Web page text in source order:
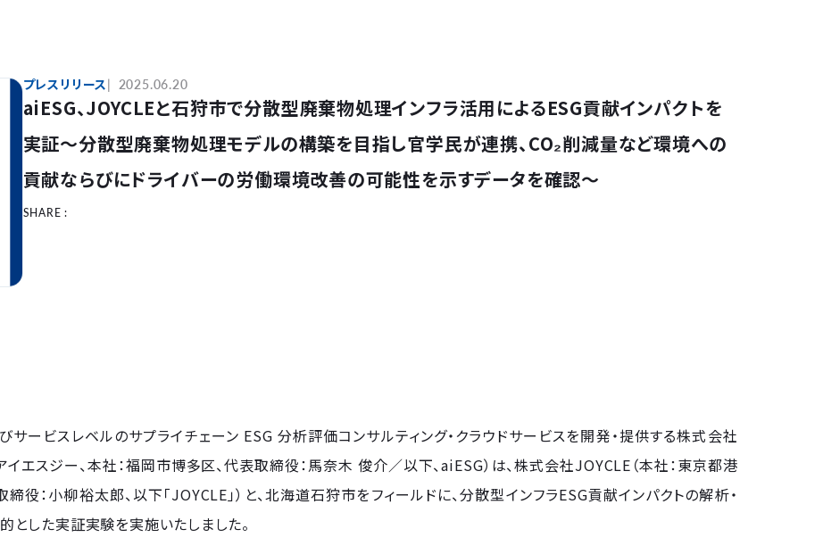
プレスリリース 2025.06.20
aiESG、JOYCLEと石狩市で分散型廃棄物処理インフラ活用によるESG貢献インパクトを
実証～分散型廃棄物処理モデルの構築を目指し官学民が連携、CO₂削減量など環境への
貢献ならびにドライバーの労働環境改善の可能性を示すデータを確認～
SHARE :
サービスレベルのサプライチェーン ESG 分析評価コンサルティング・クラウドサービスを開発・提供する株式会社
イエスジー、本社：福岡市博多区、代表取締役：馬奈木 俊介／以下、aiESG）は、株式会社JOYCLE（本社：東京都港
締役：小柳裕太郎、以下「JOYCLE」）と、北海道石狩市をフィールドに、分散型インフラESG貢献インパクトの解析・
とした実証実験を実施いたしました。